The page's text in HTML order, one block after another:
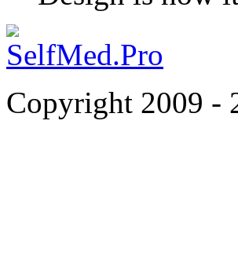
Copyright 2009 -